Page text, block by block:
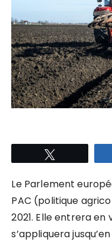
Le Parlement
PAC (politique
2021. Elle entrera en
s’appliquera